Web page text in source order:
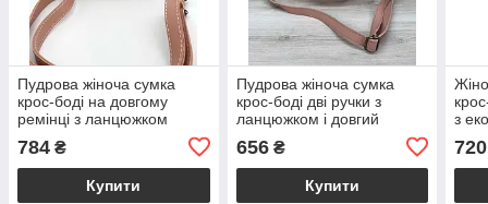
Пудрова жіноча сумка
крос-боді на довгому
ремінці з ланцюжком
«Лайзі» стьобана екошкіра
Welassie
784 ₴
Купити
Пудрова жіноча сумка
крос-боді дві ручки з
ланцюжком і довгий
ремінець на плече «Хлоя»
Welassie
656₴
Купити
з
720